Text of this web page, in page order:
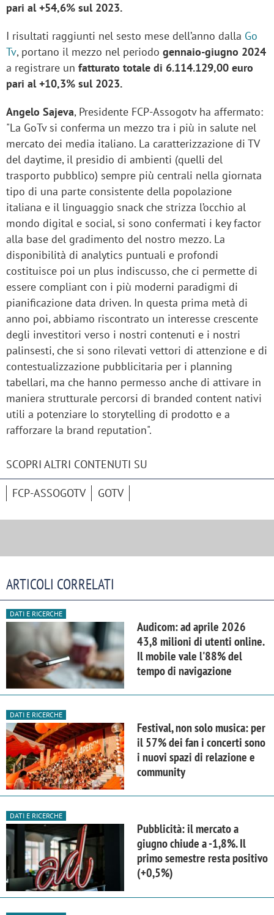
pari al +54,6% sul 2023.
I risultati raggiunti nel sesto mese dell’anno dalla Go
Tv, portano il mezzo nel periodo gennaio-giugno 2024
a registrare un fatturato totale di 6.114.129,00 euro
pari al +10,3% sul 2023.
Angelo Sajeva, Presidente FCP-Assogotv ha affermato:
"La GoTv si conferma un mezzo tra i più in salute nel
mercato dei media italiano. La caratterizzazione di TV
del daytime, il presidio di ambienti (quelli del
trasporto pubblico) sempre più centrali nella giornata
tipo di una parte consistente della popolazione
italiana e il linguaggio snack che strizza l’occhio al
mondo digital e social, si sono confermati i key factor
alla base del gradimento del nostro mezzo. La
disponibilità di analytics puntuali e profondi
costituisce poi un plus indiscusso, che ci permette di
essere compliant con i più moderni paradigmi di
pianificazione data driven. In questa prima metà di
anno poi, abbiamo riscontrato un interesse crescente
degli investitori verso i nostri contenuti e i nostri
palinsesti, che si sono rilevati vettori di attenzione e di
contestualizzazione pubblicitaria per i planning
tabellari, ma che hanno permesso anche di attivare in
maniera strutturale percorsi di branded content nativi
utili a potenziare lo storytelling di prodotto e a
rafforzare la brand reputation".
SCOPRI ALTRI CONTENUTI SU
FCP-ASSOGOTV GOTV
ARTICOLI CORRELATI
DATI E RICERCHE
Audicom: ad aprile 2026
43,8 milioni di utenti online.
Il mobile vale l'88% del
tempo di navigazione
DATI E RICERCHE
Festival, non solo musica: per
il 57% dei fan i concerti sono
i nuovi spazi di relazione e
community
DATI E RICERCHE
Pubblicità: il mercato a
giugno chiude a -1,8%. Il
primo semestre resta positivo
(+0,5%)